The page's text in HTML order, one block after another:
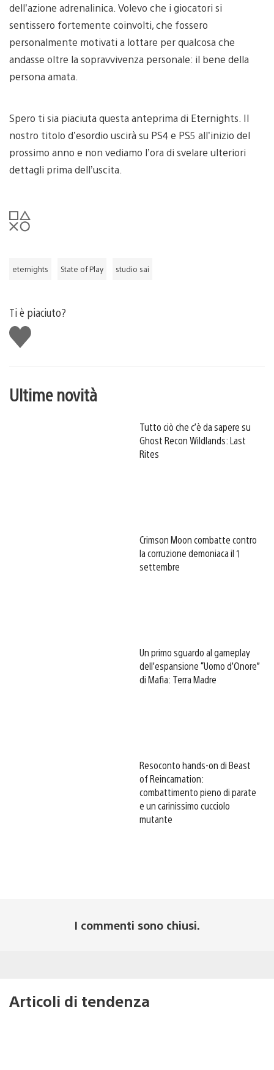
dell’azione adrenalinica. Volevo che i giocatori si
sentissero fortemente coinvolti, che fossero
personalmente motivati a lottare per qualcosa che
andasse oltre la sopravvivenza personale: il bene della
persona amata.
Spero ti sia piaciuta questa anteprima di Eternights. Il
nostro titolo d’esordio uscirà su PS4 e PS5 all’inizio del
prossimo anno e non vediamo l’ora di svelare ulteriori
dettagli prima dell’uscita.
eternights State of Play studio sai
Ti è piaciuto?
Mi
piace
Ultime novità
Tutto ciò che c’è da sapere su
Ghost Recon Wildlands: Last
Rites
Crimson Moon combatte contro
la corruzione demoniaca il 1
settembre
Un primo sguardo al gameplay
dell’espansione “Uomo d’Onore”
di Mafia: Terra Madre
Resoconto hands-on di Beast
of Reincarnation:
combattimento pieno di parate
e un carinissimo cucciolo
mutante
I commenti sono chiusi.
Articoli di tendenza